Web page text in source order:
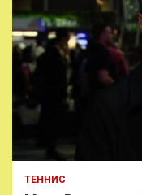
ТЕННИС